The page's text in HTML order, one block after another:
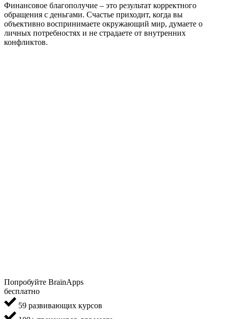
Финансовое благополучие – это результат корректного
обращения с деньгами. Счастье приходит, когда вы
объективно воспринимаете окружающий мир, думаете о
личных потребностях и не страдаете от внутренних
конфликтов.
Попробуйте BrainApps
бесплатно
59 развивающих курсов